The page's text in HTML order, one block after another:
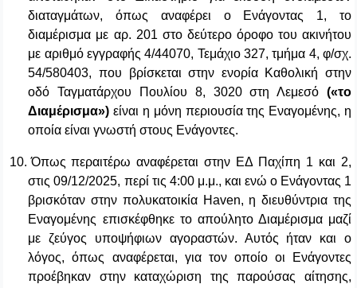
διαταγμάτων, όπως αναφέρει ο Ενάγοντας 1, το
διαμέρισμα με αρ. 201 στο δεύτερο όροφο του ακινήτου
με αριθμό εγγραφής 4/44070, Τεμάχιο 327, τμήμα 4, φ/σχ.
54/580403, που βρίσκεται στην ενορία Καθολική στην
οδό Ταγματάρχου Πουλίου 8, 3020 στη Λεμεσό («το
Διαμέρισμα») είναι η μόνη περιουσία της Εναγομένης, η
οποία είναι γνωστή στους Ενάγοντες.
10. Όπως περαιτέρω αναφέρεται στην ΕΔ Παχίπη 1 και 2,
στις 09/12/2025, περί τις 4:00 μ.μ., και ενώ ο Ενάγοντας 1
βρισκόταν στην πολυκατοικία Haven, η διευθύντρια της
Εναγομένης επισκέφθηκε το απούλητο Διαμέρισμα μαζί
με ζεύγος υποψήφιων αγοραστών. Αυτός ήταν και ο
λόγος, όπως αναφέρεται, για τον οποίο οι Ενάγοντες
προέβηκαν στην καταχώριση της παρούσας αίτησης,